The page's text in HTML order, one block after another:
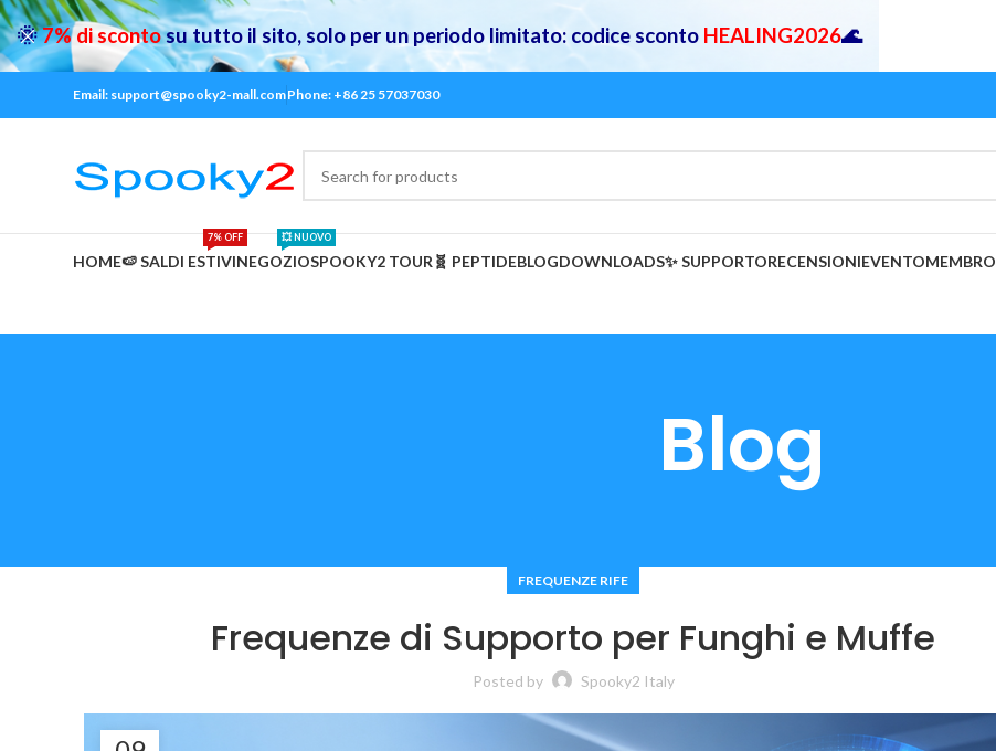
Email: support@spooky2-mall.comPhone: +86 25 57037030
HOME🍉 SALDI ESTIVI
7% OFF
NEGOZIO
💥 NUOVO
SPOOKY2 TOUR 🧬 PEPTIDEBLOGDOWNLOADS✨ SUPPORTORECENSIONIEVENTOMEMBRO
Blog
FREQUENZE RIFE
Frequenze di Supporto per Funghi e Muffe
Posted by Spooky2 Italy
🌞7% di scontosu tutto il sito, solo per un periodo limitato: codice sconto HEALING2026🌊